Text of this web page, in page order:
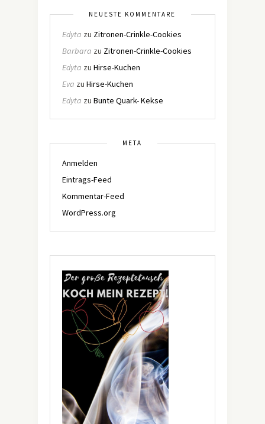
NEUESTE KOMMENTARE
Edyta zu Zitronen-Crinkle-Cookies
Barbara zu Zitronen-Crinkle-Cookies
Edyta zu Hirse-Kuchen
Eva zu Hirse-Kuchen
Edyta zu Bunte Quark- Kekse
META
Anmelden
Eintrags-Feed
Kommentar-Feed
WordPress.org